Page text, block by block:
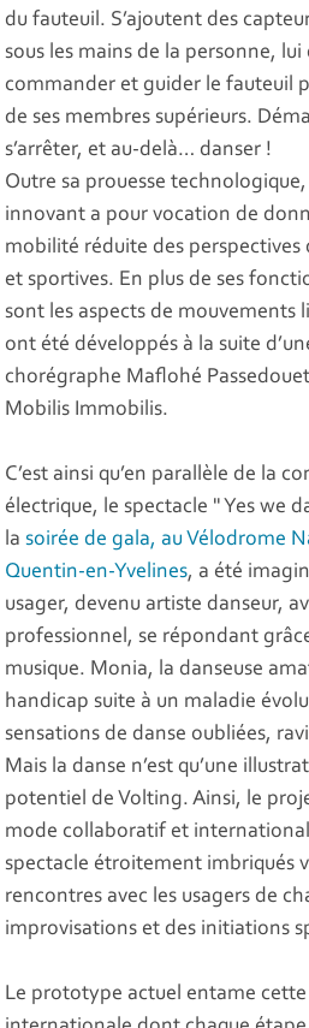
du fauteuil. S’ajoutent des
sous les mains de la personne,
commander et guider le fauteuil
de ses membres supérieurs.
s’arrêter, et au-delà… danser !
Outre sa prouesse
innovant a pour vocation de
mobilité réduite des perspectives
et sportives. En plus de ses
sont les aspects de mouvements
ont été développés à la suite
chorégraphe Maflohé
Mobilis Immobilis.
C’est ainsi qu’en parallèle de la
électrique, le spectacle " Yes we
lasoirée de gala, au Vélodrome
Quentin-en-Yvelines, a été
usager, devenu artiste danseur,
professionnel, se répondant
musique. Monia, la danseuse
handicap suite à un maladie
sensations de danse oubliées,
Mais la danse n’est qu’une
potentiel de Volting. Ainsi, le
mode collaboratif et
spectacle étroitement imbriqués
rencontres avec les usagers de
improvisations et des initiations
Le prototype actuel entame cette